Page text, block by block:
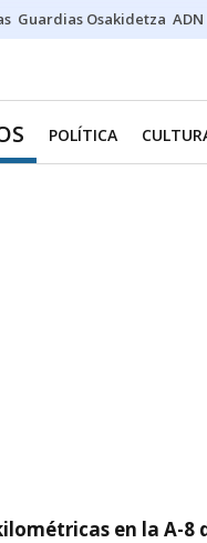
Guardias Osakidetza
POLÍTICA
en la A-8